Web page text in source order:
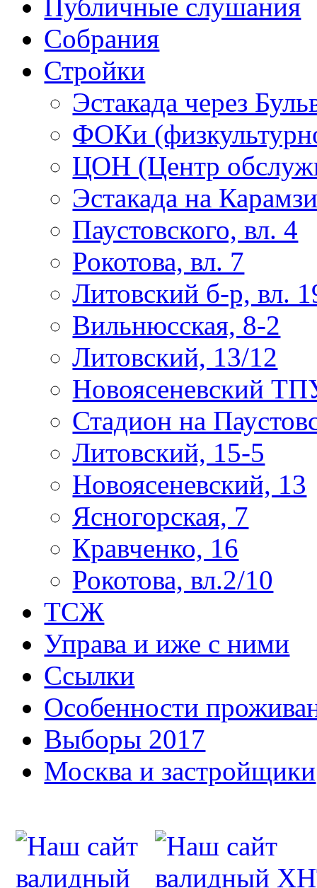
Публичные слушания
Собрания
Стройки
Эстакада через
ФОКи
ЦОН (Центр
Эстакада на
Паустовского, вл. 4
Рокотова, вл. 7
Литовский б-р, вл.
Вильнюсская, 8-2
Литовский, 13/12
Новоясеневский
Стадион на
Литовский, 15-5
Новоясеневский, 13
Ясногорская, 7
Кравченко, 16
Рокотова, вл.2/10
ТСЖ
Управа и иже с ними
Ссылки
Особенности
Выборы 2017
Москва и застройщики